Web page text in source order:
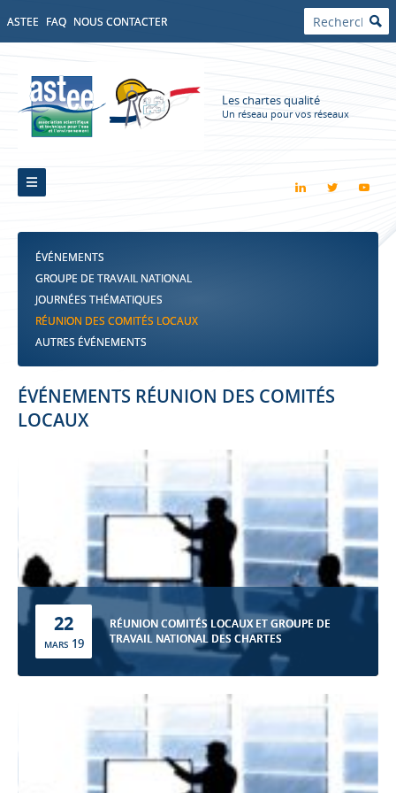
ASTEE FAQ NOUS CONTACTER
Les chartes qualité
Un réseau pour vos réseaux
ÉVÉNEMENTS
GROUPE DE TRAVAIL NATIONAL
JOURNÉES THÉMATIQUES
RÉUNION DES COMITÉS LOCAUX
AUTRES ÉVÉNEMENTS
ÉVÉNEMENTS RÉUNION DES COMITÉS
LOCAUX
22
MARS 19
RÉUNION COMITÉS LOCAUX ET GROUPE DE
TRAVAIL NATIONAL DES CHARTES